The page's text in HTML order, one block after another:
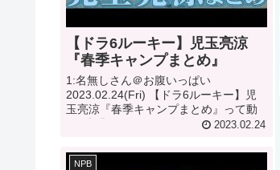
【ドラ6ルーキー】児玉亮涼
『春季キャンプまとめ』
1:名無しさん＠お腹いっぱい
2023.02.24(Fri) 【ドラ6ルーキー】児
玉亮涼『春季キャンプまとめ』って動
画が話題らしいぞ 2:名無しさん＠お腹
名無しさん...
2023.02.24
NPB